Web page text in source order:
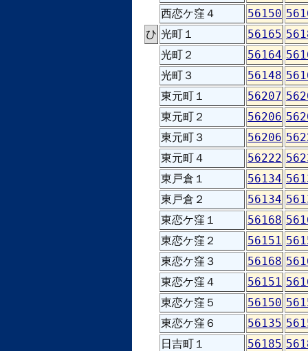
西恋ケ窪４
56150
ひ 光町１ 56165
光町２
56164
光町３
56148
東元町１
56207
東元町２
56206
東元町３
56206
東元町４
56222
東戸倉１
56134
東戸倉２
56134
東恋ケ窪１
56168
東恋ケ窪２
56151
東恋ケ窪３
56168
東恋ケ窪４
56151
東恋ケ窪５
56150
東恋ケ窪６
56135
日吉町１
56185